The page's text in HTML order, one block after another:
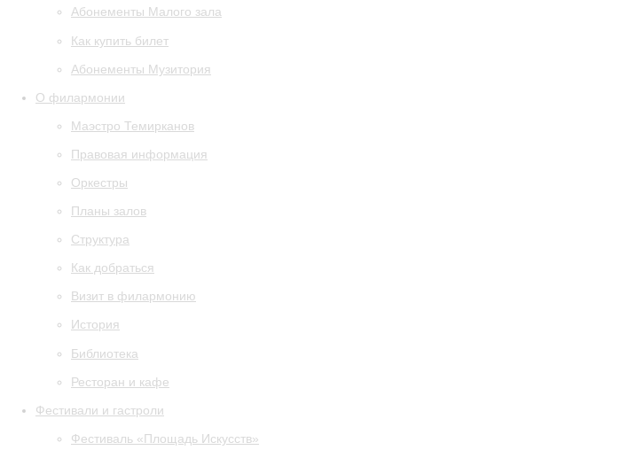
Абонементы Малого зала
Как купить билет
Абонементы Музитория
О филармонии
Маэстро Темирканов
Правовая информация
Оркестры
Планы залов
Структура
Как добраться
Визит в филармонию
История
Библиотека
Ресторан и кафе
Фестивали и гастроли
Фестиваль «Площадь Искусств»